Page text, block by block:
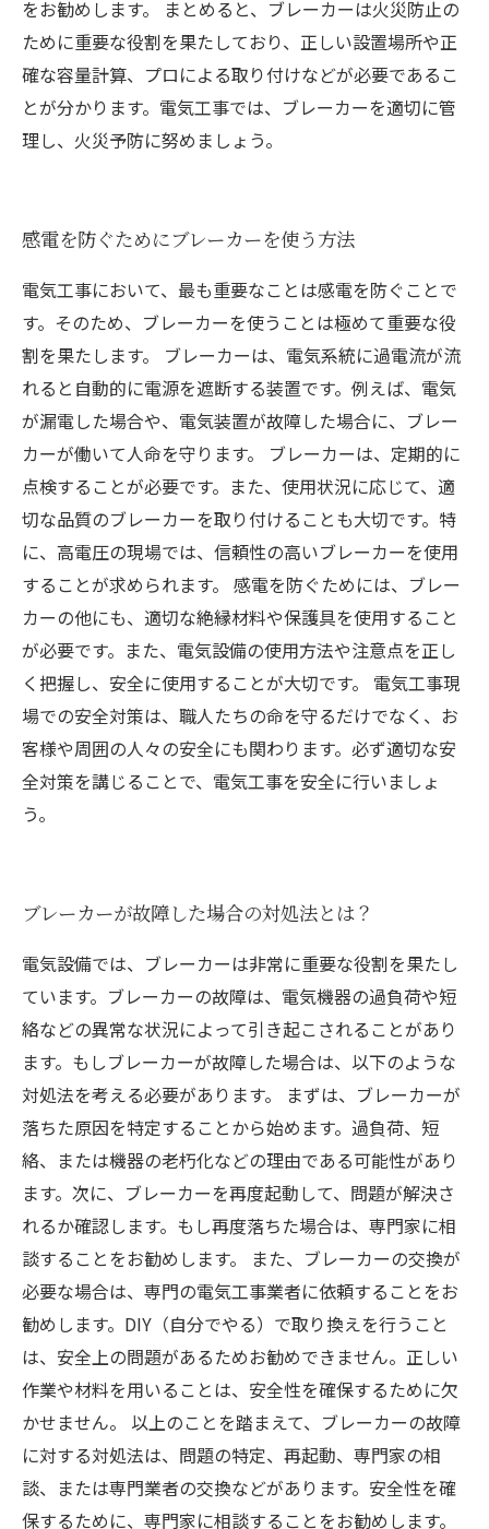
をお勧めします。 まとめると、ブレーカーは火災防止の
ために重要な役割を果たしており、正しい設置場所や正
確な容量計算、プロによる取り付けなどが必要であるこ
とが分かります。電気工事では、ブレーカーを適切に管
理し、火災予防に努めましょう。
感電を防ぐためにブレーカーを使う方法
電気工事において、最も重要なことは感電を防ぐことで
す。そのため、ブレーカーを使うことは極めて重要な役
割を果たします。 ブレーカーは、電気系統に過電流が流
れると自動的に電源を遮断する装置です。例えば、電気
が漏電した場合や、電気装置が故障した場合に、ブレー
カーが働いて人命を守ります。 ブレーカーは、定期的に
点検することが必要です。また、使用状況に応じて、適
切な品質のブレーカーを取り付けることも大切です。特
に、高電圧の現場では、信頼性の高いブレーカーを使用
することが求められます。 感電を防ぐためには、ブレー
カーの他にも、適切な絶縁材料や保護具を使用すること
が必要です。また、電気設備の使用方法や注意点を正し
く把握し、安全に使用することが大切です。 電気工事現
場での安全対策は、職人たちの命を守るだけでなく、お
客様や周囲の人々の安全にも関わります。必ず適切な安
全対策を講じることで、電気工事を安全に行いましょ
う。
ブレーカーが故障した場合の対処法とは？
電気設備では、ブレーカーは非常に重要な役割を果たし
ています。ブレーカーの故障は、電気機器の過負荷や短
絡などの異常な状況によって引き起こされることがあり
ます。もしブレーカーが故障した場合は、以下のような
対処法を考える必要があります。 まずは、ブレーカーが
落ちた原因を特定することから始めます。過負荷、短
絡、または機器の老朽化などの理由である可能性があり
ます。次に、ブレーカーを再度起動して、問題が解決さ
れるか確認します。もし再度落ちた場合は、専門家に相
談することをお勧めします。 また、ブレーカーの交換が
必要な場合は、専門の電気工事業者に依頼することをお
勧めします。DIY（自分でやる）で取り換えを行うこと
は、安全上の問題があるためお勧めできません。正しい
作業や材料を用いることは、安全性を確保するために欠
かせません。 以上のことを踏まえて、ブレーカーの故障
に対する対処法は、問題の特定、再起動、専門家の相
談、または専門業者の交換などがあります。安全性を確
保するために、専門家に相談することをお勧めします。